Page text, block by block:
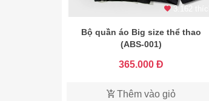
3.162 thích
Bộ quần áo Big size thể thao
(ABS-001)
365.000 Đ
Thêm vào giỏ